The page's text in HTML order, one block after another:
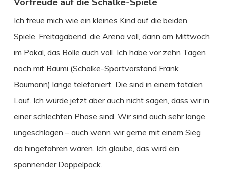
Ich freue mich wie ein kleines Kind auf die beiden
Spiele. Freitagabend, die Arena voll, dann am Mittwoch
im Pokal, das Bölle auch voll. Ich habe vor zehn Tagen
noch mit Baumi (Schalke-Sportvorstand Frank
Baumann) lange telefoniert. Die sind in einem totalen
Lauf. Ich würde jetzt aber auch nicht sagen, dass wir in
einer schlechten Phase sind. Wir sind auch sehr lange
ungeschlagen – auch wenn wir gerne mit einem Sieg
da hingefahren wären. Ich glaube, das wird ein
spannender Doppelpack.